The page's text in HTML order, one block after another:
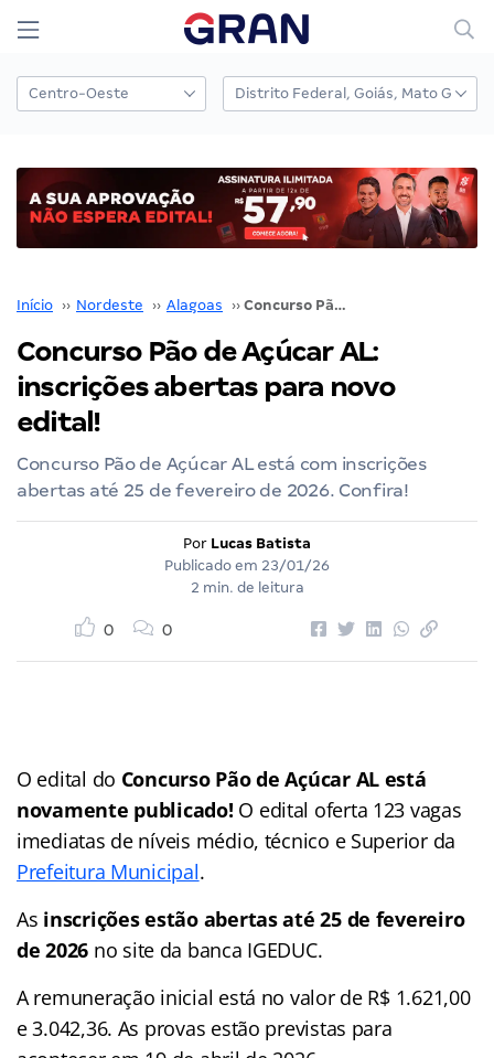
Início ›› Nordeste ›› Alagoas ›› Concurso Pão de Açúcar AL: inscrições abertas para novo edital!
Concurso Pão de Açúcar AL:
inscrições abertas para novo
edital!
Concurso Pão de Açúcar AL está com inscrições
abertas até 25 de fevereiro de 2026. Confira!
Por Lucas Batista
Publicado em 23/01/26
2 min. de leitura
0 0
O edital do Concurso Pão de Açúcar AL está
novamente publicado! O edital oferta 123 vagas
imediatas de níveis médio, técnico e Superior da
Prefeitura Municipal.
As inscrições estão abertas até 25 de fevereiro
de 2026 no site da banca IGEDUC.
A remuneração inicial está no valor de R$ 1.621,00
e 3.042,36. As provas estão previstas para